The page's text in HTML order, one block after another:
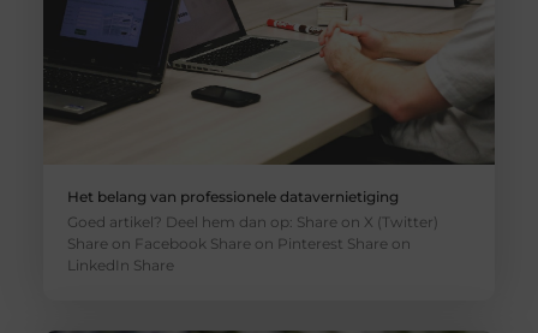
Het belang van professionele datavernietiging
Goed artikel? Deel hem dan op: Share on X (Twitter)
Share on Facebook Share on Pinterest Share on
LinkedIn Share